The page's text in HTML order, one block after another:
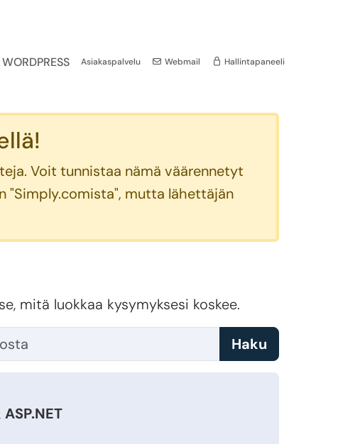
WORDPRESS Asiakaspalvelu Webmail Hallintapaneeli
Voit tunnistaa nämä väärennetyt
"Simply.comista", mutta lähettäjän
mitä luokkaa kysymyksesi koskee.
Haku